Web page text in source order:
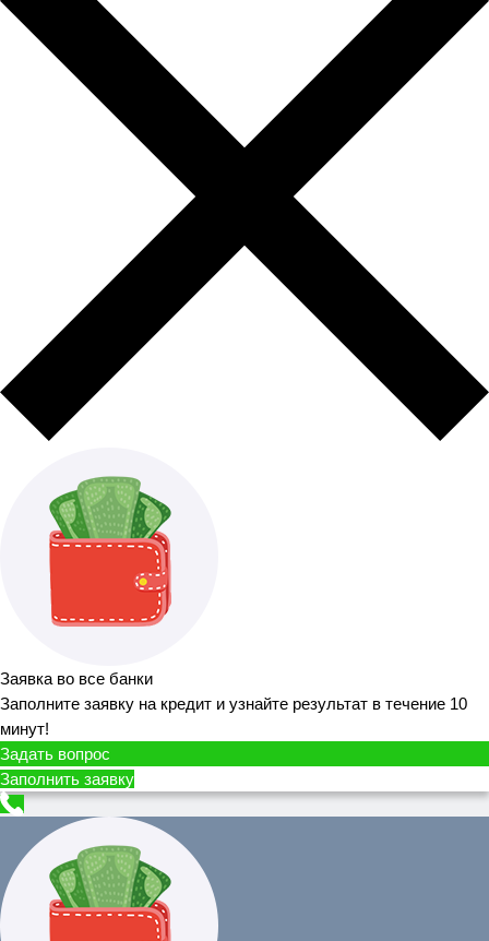
Заявка во все банки
Заполните заявку на кредит и узнайте результат в течение 10
минут!
Задать вопрос
Заполнить заявку